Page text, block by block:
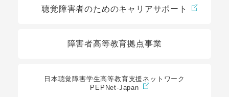
聴覚障害者のためのキャリアサポート
障害者高等教育拠点事業
日本聴覚障害学生高等教育支援ネットワーク
PEPNet-Japan